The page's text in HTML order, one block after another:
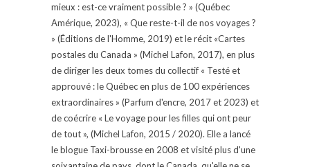
mieux : est-ce vraiment possible ? » (Québec
Amérique, 2023), « Que reste-t-il de nos voyages ?
» (Éditions de l'Homme, 2019) et le récit «Cartes
postales du Canada » (Michel Lafon, 2017), en plus
de diriger les deux tomes du collectif « Testé et
approuvé : le Québec en plus de 100 expériences
extraordinaires » (Parfum d'encre, 2017 et 2023) et
de coécrire « Le voyage pour les filles qui ont peur
de tout », (Michel Lafon, 2015 / 2020). Elle a lancé
le blogue Taxi-brousse en 2008 et visité plus d'une